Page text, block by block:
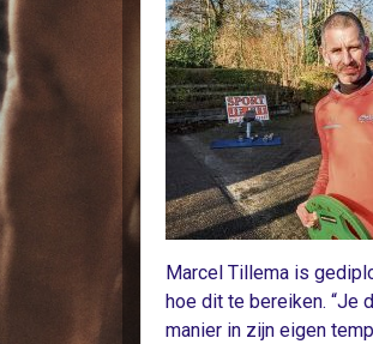
Marcel Tillema is
hoe dit te bereiken. “Je
manier in zijn eigen